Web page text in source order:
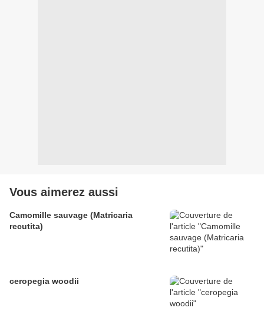
Vous aimerez aussi
Camomille sauvage (Matricaria
recutita)
ceropegia woodii